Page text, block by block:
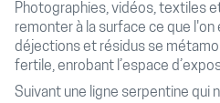
Photographies, vidéos, textiles
remonter à la surface ce que l'on
déjections et résidus se
fertile, enrobant l’espace
Suivant une ligne serpentine qui